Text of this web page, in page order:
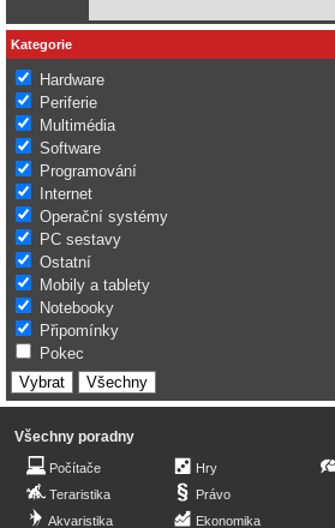
Kategorie
Hardware
Periferie
Multimédia
Software
Programování
Internet
Operační systémy
PC sestavy
Ostatní
Mobily a tablety
Notebooky
Připomínky
Pokec
Všechny poradny
Počítače
Teraristika
Akvaristika
Hry
Právo
Ekonomika